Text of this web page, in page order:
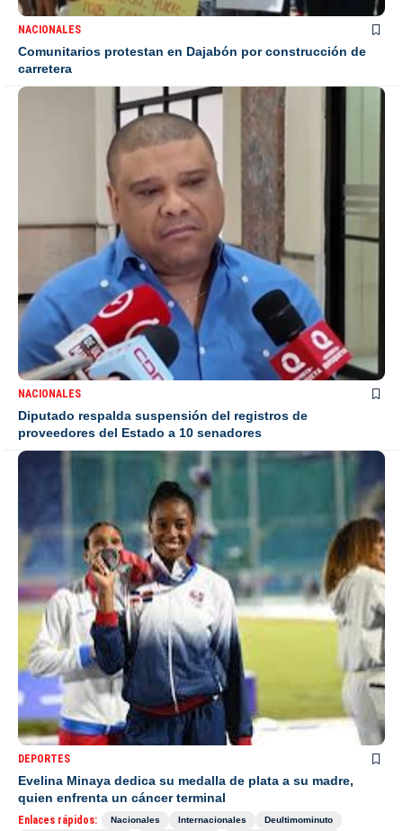
NACIONALES
Comunitarios protestan en Dajabón por construcción de
carretera
NACIONALES
Diputado respalda suspensión del registros de
proveedores del Estado a 10 senadores
DEPORTES
Evelina Minaya dedica su medalla de plata a su madre,
quien enfrenta un cáncer terminal
Enlaces rápidos: Nacionales Internacionales
Deultimominuto